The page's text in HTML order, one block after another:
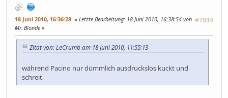
18 Juni 2010, 16:36:28 #7934
Letzte Bearbeitung: 18 Juni 2010, 16:38:54 von
Mr. Blonde
Zitat von: LeCrumb am 18 Juni 2010, 11:55:13
während Pacino nur dümmlich ausdruckslos kuckt und
schreit